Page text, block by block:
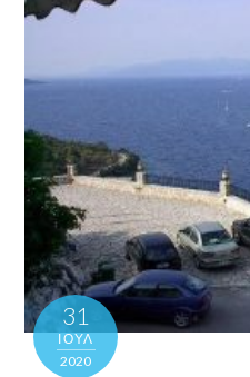
31
ΙΟΎΛ
2020